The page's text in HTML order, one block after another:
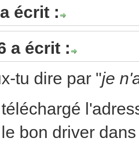
écrit :
a écrit :
tu dire par "je
bon driver